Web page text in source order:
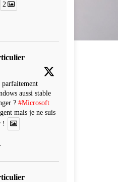
2
aussi stable
? #Microsoft
mais je ne suis
!